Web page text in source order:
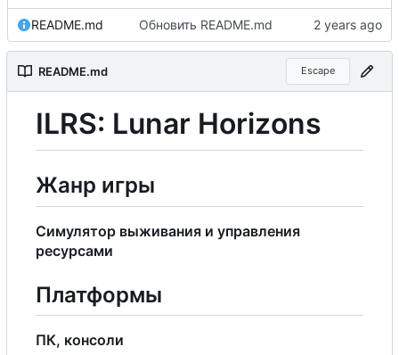
README.md Обновить README.md
README.md Escape
ILRS: Lunar Horizons
Жанр игры
Симулятор выживания и управления
ресурсами
Платформы
ПК, консоли